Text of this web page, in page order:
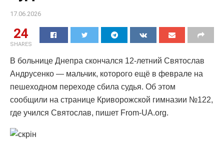
17.06.2026
24
SHARES
В больнице Днепра скончался 12-летний Святослав
Андрусенко — мальчик, которого ещё в феврале на
пешеходном переходе сбила судья. Об этом
сообщили на странице Криворожской гимназии №122,
где учился Святослав, пишет From-UA.org.